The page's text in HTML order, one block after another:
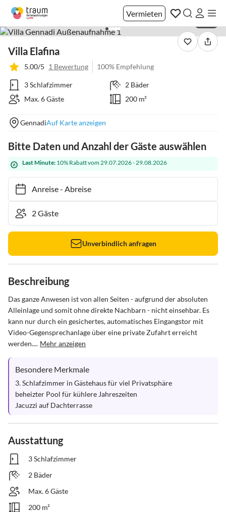
Vermieten
Villa Elafina
5.00/5 1 Bewertung 100% Empfehlung
3 Schlafzimmer
2 Bäder
Max. 6 Gäste
200 m²
GennadiAuf Karte anzeigen
Bitte Daten und Anzahl der Gäste auswählen
Last Minute: 10% Rabatt vom 29.07.2026 - 29.08.2026
Anreise- Abreise
Unverbindlich anfragen
Beschreibung
Das ganze Anwesen ist von allen Seiten - aufgrund der absoluten
Alleinlage und somit ohne direkte Nachbarn - nicht einsehbar. Es
kann nur durch ein gesichertes, automatisches Eingangstor mit
Video-Gegensprechanlage über eine private Zufahrt erreicht
werden.... Mehr anzeigen
Besondere Merkmale
3. Schlafzimmer in Gästehaus für viel Privatsphäre
beheizter Pool für kühlere Jahreszeiten
Jacuzzi auf Dachterrasse
Ausstattung
3 Schlafzimmer
2 Bäder
Max. 6 Gäste
200 m²